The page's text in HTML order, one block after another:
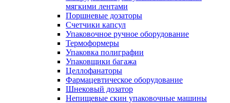
мягкими лентами
Поршневые дозаторы
Счетчики капсул
Упаковочное ручное оборудование
Термоформеры
Упаковка полиграфии
Упаковщики багажа
Целлофанаторы
Фармацевтическое оборудование
Шнековый дозатор
Непищевые скин упаковочные машины